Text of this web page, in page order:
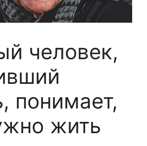
человек,
понимает,
жить